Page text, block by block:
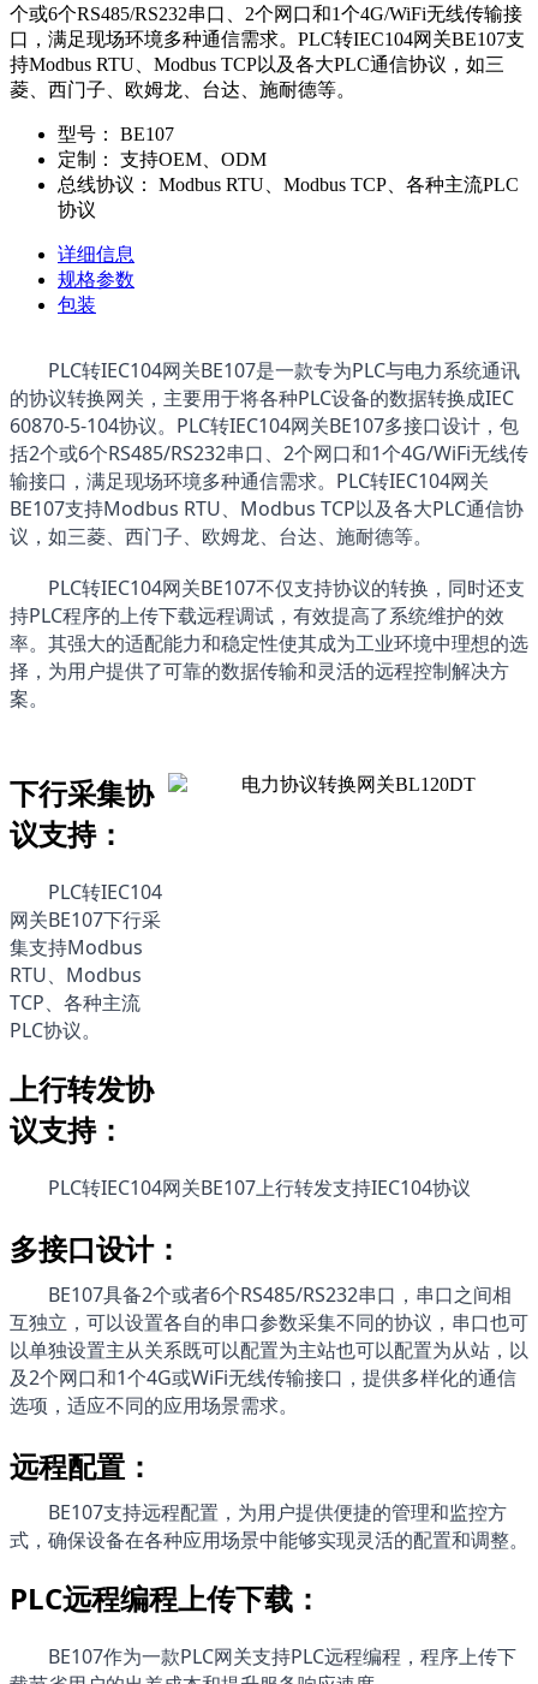
个或6个RS485/RS232串口、2个网口和1个4G/WiFi无线传输接
口，满足现场环境多种通信需求。PLC转IEC104网关BE107支
持Modbus RTU、Modbus TCP以及各大PLC通信协议，如三
菱、西门子、欧姆龙、台达、施耐德等。
型号：
BE107
定制：
支持OEM、ODM
总线协议：
Modbus RTU、Modbus TCP、各种主流PLC
协议
详细信息
规格参数
包装
PLC转IEC104网关BE107是一款专为PLC与电力系统通讯
的协议转换网关，主要用于将各种PLC设备的数据转换成IEC
60870-5-104协议。 PLC转IEC104网关BE107多接口设计，包
括2个或6个RS485/RS232串口、2个网口和1个4G/WiFi无线传
输接口，满足现场环境多种通信需求。 PLC转IEC104网关
BE107支持Modbus RTU、Modbus TCP以及各大PLC通信协
议，如三菱、西门子、欧姆龙、台达、施耐德等。
PLC转IEC104网关BE107不仅支持协议的转换，同时还支
持PLC程序的上传下载远程调试，有效提高了系统维护的效
率。其强大的适配能力和稳定性使其成为工业环境中理想的选
择，为用户提供了可靠的数据传输和灵活的远程控制解决方
案。
下行采集协
议支持：
PLC转IEC104
网关BE107下行采
集支持Modbus
RTU、Modbus
TCP、各种主流
PLC协议。
上行转发协
议支持：
PLC转IEC104网关BE107上行转发支持IEC104协议
多接口设计：
BE107具备2个或者6个RS485/RS232串口，串口之间相
互独立，可以设置各自的串口参数采集不同的协议，串口也可
以单独设置主从关系既可以配置为主站也可以配置为从站，以
及2个网口和1个4G或WiFi无线传输接口，提供多样化的通信
选项，适应不同的应用场景需求。
远程配置：
BE107支持远程配置，为用户提供便捷的管理和监控方
式，确保设备在各种应用场景中能够实现灵活的配置和调整。
PLC远程编程上传下载：
BE107作为一款PLC网关支持PLC远程编程，程序上传下